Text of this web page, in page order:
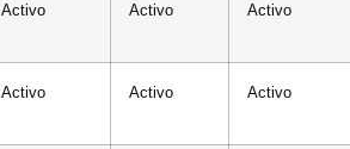
Activo Activo Activo
Activo Activo Activo